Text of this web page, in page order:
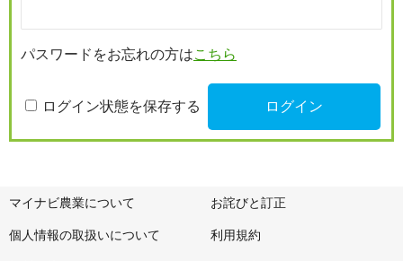
パスワードをお忘れの方はこちら
ログイン状態を保存する
マイナビ農業について お詫びと訂正
個人情報の取扱いについて 利用規約